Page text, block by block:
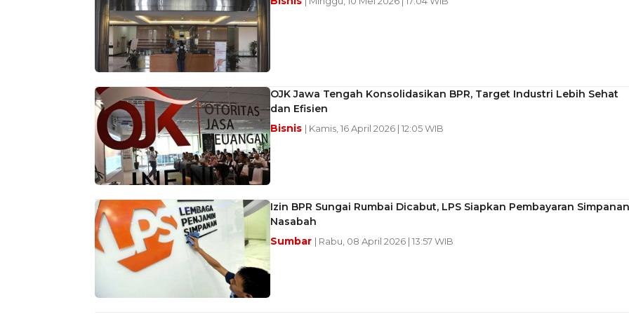
OJK Jawa Tengah Konsolidasikan BPR, Target Industri Lebih Sehat
dan Efisien
Bisnis | Kamis, 16 April 2026 | 12:05 WIB
Izin BPR Sungai Rumbai Dicabut, LPS Siapkan Pembayaran Simpanan
Nasabah
Sumbar | Rabu, 08 April 2026 | 13:57 WIB